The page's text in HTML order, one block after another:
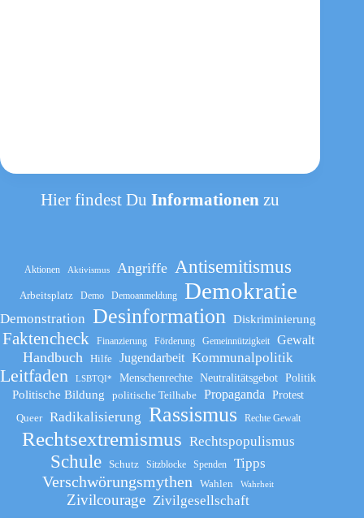
Hier findest DuInformationenzu
Aktionen Aktivismus Angriffe Antisemitismus
Arbeitsplatz Demo Demoanmeldung Demokratie
Demonstration Desinformation Diskriminierung
Faktencheck Finanzierung Förderung Gemeinnützigkeit Gewalt
Handbuch Hilfe Jugendarbeit Kommunalpolitik
Leitfaden LSBTQI* Menschenrechte Neutralitätsgebot Politik
Politische Bildung politische Teilhabe Propaganda
Protest
Queer
Radikalisierung Rassismus Rechte Gewalt
Rechtsextremismus Rechtspopulismus
Schule Schutz Sitzblocke Spenden Tipps
Verschwörungsmythen Wahlen Wahrheit
Zivilcourage Zivilgesellschaft